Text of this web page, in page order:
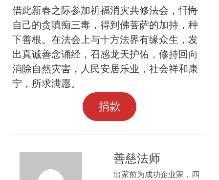
借此新春之际参加祈福消灾共修法会，忏悔
自己的贪嗔痴三毒，得到佛菩萨的加持，种
下善根。在法会上与十方法界有缘众生，发
出真诚善念诵经，召感龙天护佑，修持回向
消除自然灾害，人民安居乐业，社会祥和康
宁，所求满愿。
捐款
善慈法师
出家前为成功企业家，四